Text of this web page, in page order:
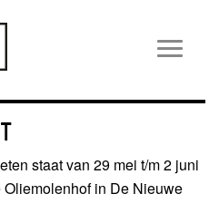
staat van 29 mei t/m 2 juni
in De Nieuwe